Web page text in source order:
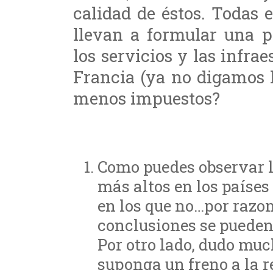
calidad de éstos. Todas
llevan a formular una
los servicios y las
Francia (ya no digamos
menos impuestos?
Como puedes
más altos en los
en los que no…por
conclusiones se
Por otro lado, dudo
suponga un freno a la